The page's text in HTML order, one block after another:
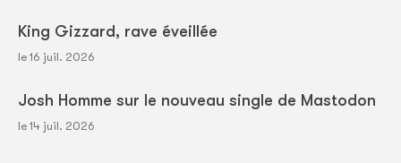
King Gizzard, rave éveillée
le 16 juil. 2026
Josh Homme sur le nouveau single de Mastodon
le 14 juil. 2026